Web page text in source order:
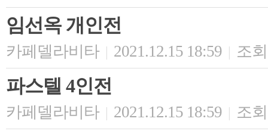
임선옥 개인전
카페델라비타 | 2021.12.15 18:59 | 조
파스텔 4인전
카페델라비타 | 2021.12.15 18:59 | 조